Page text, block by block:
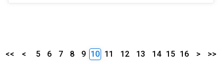
<< < 5 6 7 8 9 10 11 12 13 14 15 16 > >>